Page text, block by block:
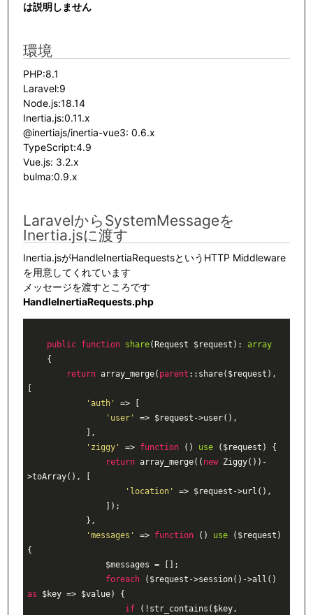
は説明しません
環境
PHP:8.1
Laravel:9
Node.js:18.14
Inertia.js:0.11.x
@inertiajs/inertia-vue3: 0.6.x
TypeScript:4.9
Vue.js: 3.2.x
bulma:0.9.x
LaravelからSystemMessageを
Inertia.jsに渡す
Inertia.jsがHandleInertiaRequestsというHTTP Middleware
を用意してくれています
メッセージを渡すところです
HandleInertiaRequests.php
public function share(Request $request) : array
{
return array_merge( parent ::share($request),
'auth'
=> [
'user'
=> $request->user(),
'ziggy'
=> function () use ($request)
{
return array_merge(( new Ziggy())-
>toArray(), [
'location'
=> $request->url(),
'messages'
=> function () use
($request)
{
foreach
as $key => $value) {
if